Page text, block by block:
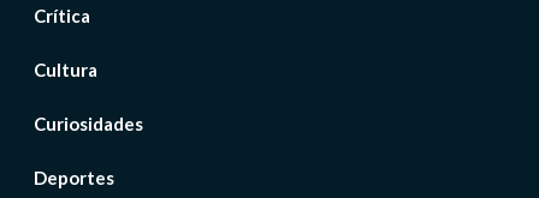
Crítica
Cultura
Curiosidades
Deportes